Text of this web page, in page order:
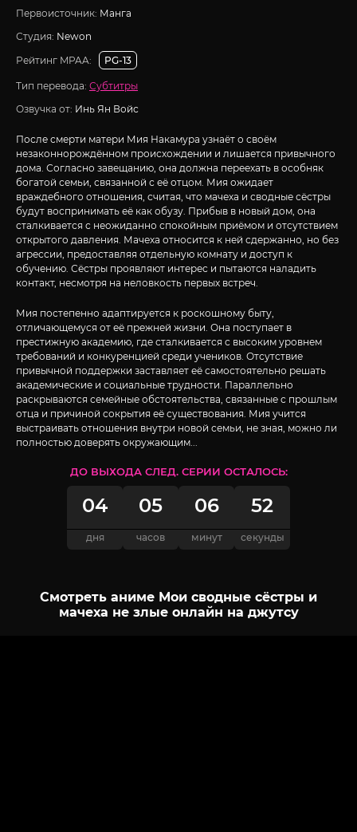
Первоисточник: Манга
Студия: Newon
Рейтинг MPAA:
PG-13
Тип перевода: Субтитры
Озвучка от: Инь Ян Войс
После смерти матери Мия Накамура узнаёт о своём
незаконнорождённом происхождении и лишается привычного
дома. Согласно завещанию, она должна переехать в особняк
богатой семьи, связанной с её отцом. Мия ожидает
враждебного отношения, считая, что мачеха и сводные сёстры
будут воспринимать её как обузу. Прибыв в новый дом, она
сталкивается с неожиданно спокойным приёмом и отсутствием
открытого давления. Мачеха относится к ней сдержанно, но без
агрессии, предоставляя отдельную комнату и доступ к
обучению. Сёстры проявляют интерес и пытаются наладить
контакт, несмотря на неловкость первых встреч.
Мия постепенно адаптируется к роскошному быту,
отличающемуся от её прежней жизни. Она поступает в
престижную академию, где сталкивается с высоким уровнем
требований и конкуренцией среди учеников. Отсутствие
привычной поддержки заставляет её самостоятельно решать
академические и социальные трудности. Параллельно
раскрываются семейные обстоятельства, связанные с прошлым
отца и причиной сокрытия её существования. Мия учится
выстраивать отношения внутри новой семьи, не зная, можно ли
полностью доверять окружающим...
ДО ВЫХОДА СЛЕД. СЕРИИ ОСТАЛОСЬ:
04
дня
05
часов
06
минут
51
секунда
Смотреть аниме Мои сводные сёстры и
мачеха не злые онлайн на джутсу